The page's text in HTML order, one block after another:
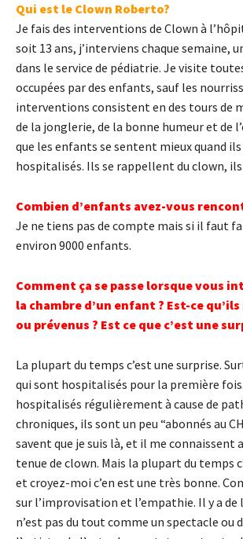
Qui est le Clown Roberto?
Je fais des interventions de Clown à
soit 13 ans, j’interviens chaque semaine,
dans le service de pédiatrie. Je visite
occupées par des enfants, sauf les
interventions consistent en des tours de
de la jonglerie, de la bonne humeur et de
que les enfants se sentent mieux quand
hospitalisés. Ils se rappellent du clown,
Combien d’enfants avez-vous
Je ne tiens pas de compte mais si il faut
environ 9000 enfants.
Comment ça se passe lorsque vous
la chambre d’un enfant ? Est-ce
ou prévenus ? Est ce que c’est une
La plupart du temps c’est une surprise.
qui sont hospitalisés pour la première
hospitalisés régulièrement à cause de
chroniques, ils sont un peu “abonnés au
savent que je suis là, et il me connaissent
tenue de clown. Mais la plupart du temps
et croyez-moi c’en est une très bonne.
sur l’improvisation et l’empathie. Il y a de
n’est pas du tout comme un spectacle ou